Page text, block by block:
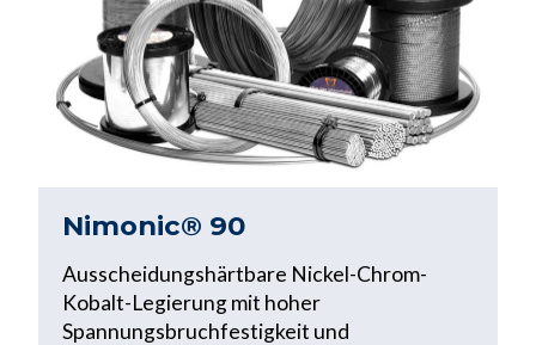
Nimonic® 90
Ausscheidungshärtbare Nickel-Chrom-
Kobalt-Legierung mit hoher
Spannungsbruchfestigkeit und